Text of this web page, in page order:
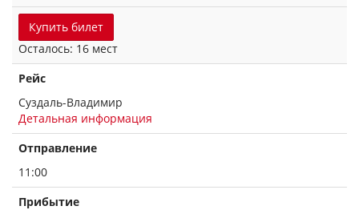
Купить билет
Осталось: 16 мест
Рейс
Суздаль-Владимир
Детальная информация
Отправление
11:00
Прибытие